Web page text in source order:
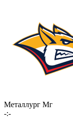
Металлург Мг
-:-